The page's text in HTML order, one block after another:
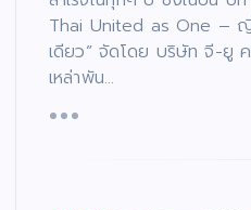
Thai United as One – ญี่
เดียว” จัดโดย บริษัท จี-ยู
เหล่าพัน…